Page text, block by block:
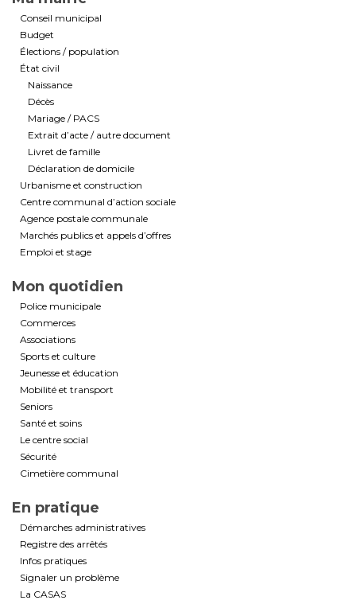
Conseil municipal
Budget
Élections / population
État civil
Naissance
Décès
Mariage / PACS
Extrait d’acte / autre document
Livret de famille
Déclaration de domicile
Urbanisme et construction
Centre communal d’action sociale
Agence postale communale
Marchés publics et appels d’offres
Emploi et stage
Mon quotidien
Police municipale
Commerces
Associations
Sports et culture
Jeunesse et éducation
Mobilité et transport
Seniors
Santé et soins
Le centre social
Sécurité
Cimetière communal
En pratique
Démarches administratives
Registre des arrêtés
Infos pratiques
Signaler un problème
La CASAS